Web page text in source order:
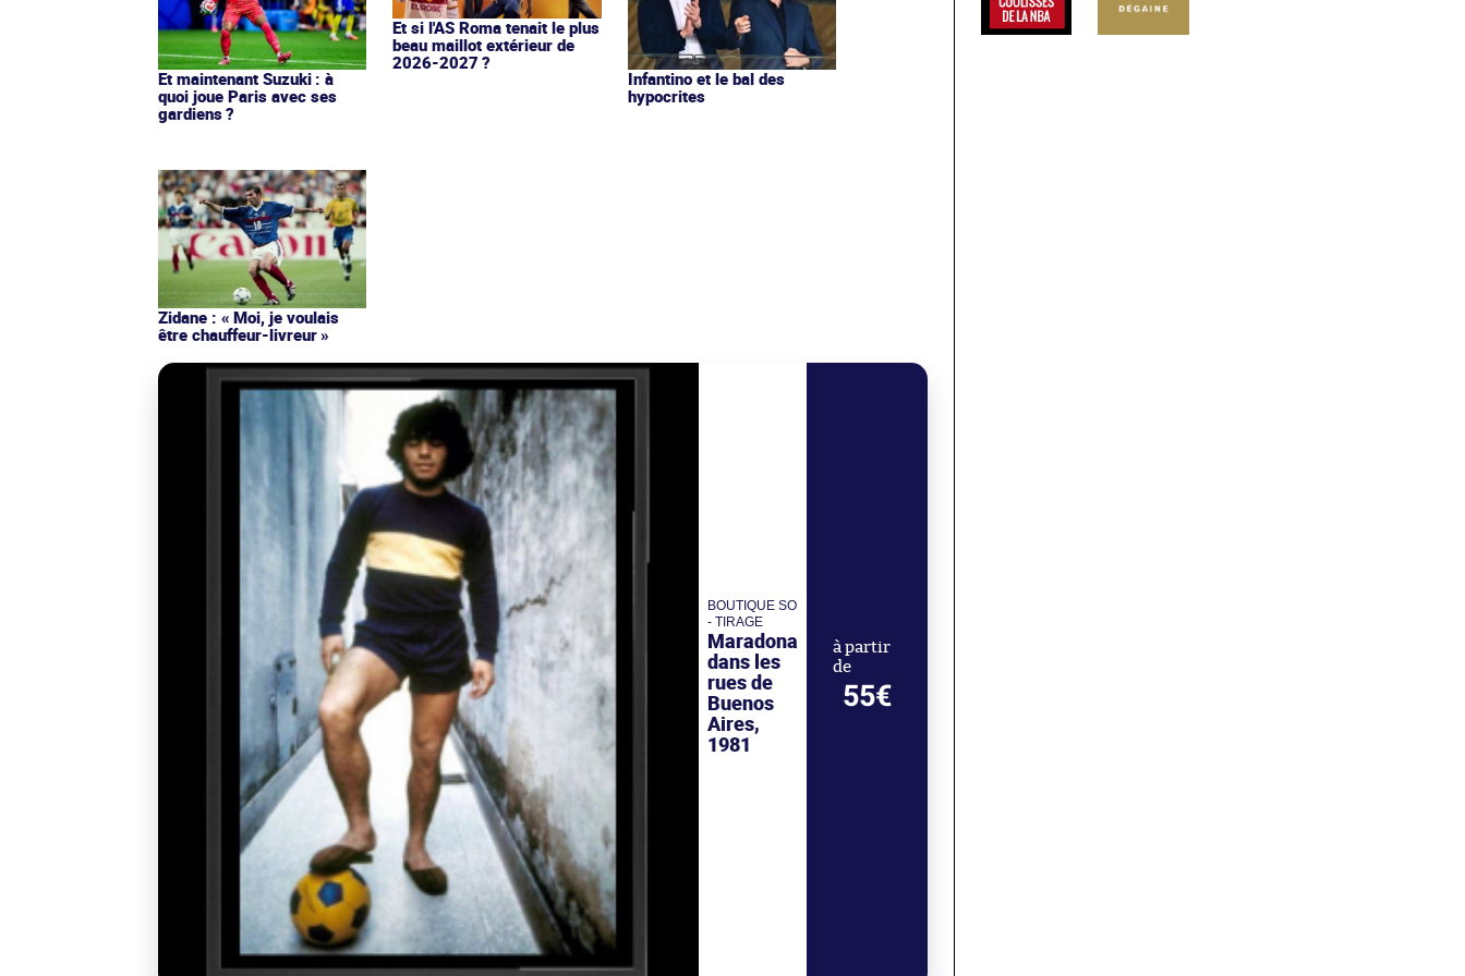
Et maintenant Suzuki : à
quoi joue Paris avec ses
gardiens ?
Et si l'AS Roma tenait le plus
beau maillot extérieur de
2026-2027 ?
Infantino et le bal des
hypocrites
Zidane : « Moi, je voulais
être chauffeur-livreur »
BOUTIQUE SO
- TIRAGE
Maradona
dans les
rues de
Buenos
Aires,
1981
à partir
de
55€